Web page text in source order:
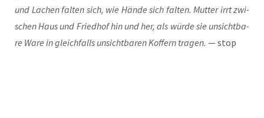
und Lachen fal­ten sich, wie Hän­de sich fal­ten. Mut­ter irrt zwi­
schen Haus und Fried­hof hin und her, als wür­de sie unsicht­ba­
re Ware in gleich­falls unsicht­ba­ren Kof­fern tra­gen. — stop